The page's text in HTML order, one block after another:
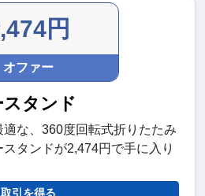
円
オファー
タンド
な、360度回転式折りたたみ
タンドが2,474円で手に入り
取引を得る